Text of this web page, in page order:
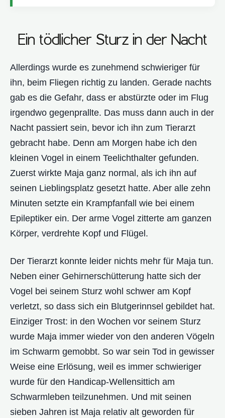
Ein tödlicher Sturz in der Nacht
Allerdings wurde es zunehmend schwieriger für
ihn, beim Fliegen richtig zu landen. Gerade nachts
gab es die Gefahr, dass er abstürzte oder im Flug
irgendwo gegenprallte. Das muss dann auch in der
Nacht passiert sein, bevor ich ihn zum Tierarzt
gebracht habe. Denn am Morgen habe ich den
kleinen Vogel in einem Teelichthalter gefunden.
Zuerst wirkte Maja ganz normal, als ich ihn auf
seinen Lieblingsplatz gesetzt hatte. Aber alle zehn
Minuten setzte ein Krampfanfall wie bei einem
Epileptiker ein. Der arme Vogel zitterte am ganzen
Körper, verdrehte Kopf und Flügel.
Der Tierarzt konnte leider nichts mehr für Maja tun.
Neben einer Gehirnerschütterung hatte sich der
Vogel bei seinem Sturz wohl schwer am Kopf
verletzt, so dass sich ein Blutgerinnsel gebildet hat.
Einziger Trost: in den Wochen vor seinem Sturz
wurde Maja immer wieder von den anderen Vögeln
im Schwarm gemobbt. So war sein Tod in gewisser
Weise eine Erlösung, weil es immer schwieriger
wurde für den Handicap-Wellensittich am
Schwarmleben teilzunehmen. Und mit seinen
sieben Jahren ist Maja relativ alt geworden für